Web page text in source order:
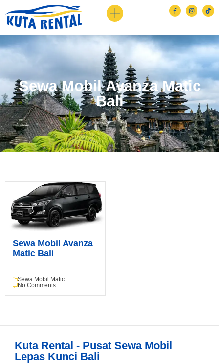
Sewa Mobil Avanza Matic
Bali
Sewa Mobil Avanza
Matic Bali
Sewa Mobil Matic
No Comments
Kuta Rental - Pusat Sewa Mobil
Lepas Kunci Bali
Book via WhatsApp
Pilih Mobil*
Tipe Sewa*